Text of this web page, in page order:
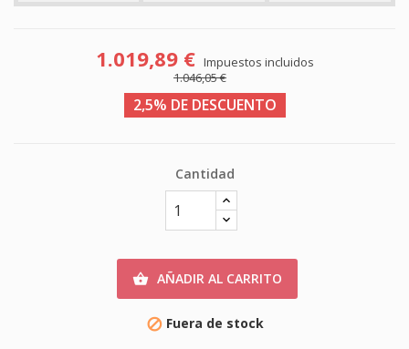
1.019,89 € Impuestos incluidos
1.046,05 €
2,5% DE DESCUENTO
Cantidad
 AÑADIR AL CARRITO
 Fuera de stock